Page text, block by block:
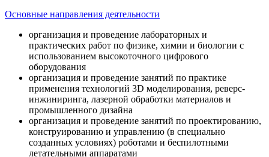
Основные направления деятельности
организация и проведение лабораторных и
практических работ по физике, химии и биологии с
использованием высокоточного цифрового
оборудования
организация и проведение занятий по практике
применения технологий 3D моделирования, реверс-
инжиниринга, лазерной обработки материалов и
промышленного дизайна
организация и проведение занятий по проектированию,
конструированию и управлению (в специально
созданных условиях) роботами и беспилотными
летательными аппаратами